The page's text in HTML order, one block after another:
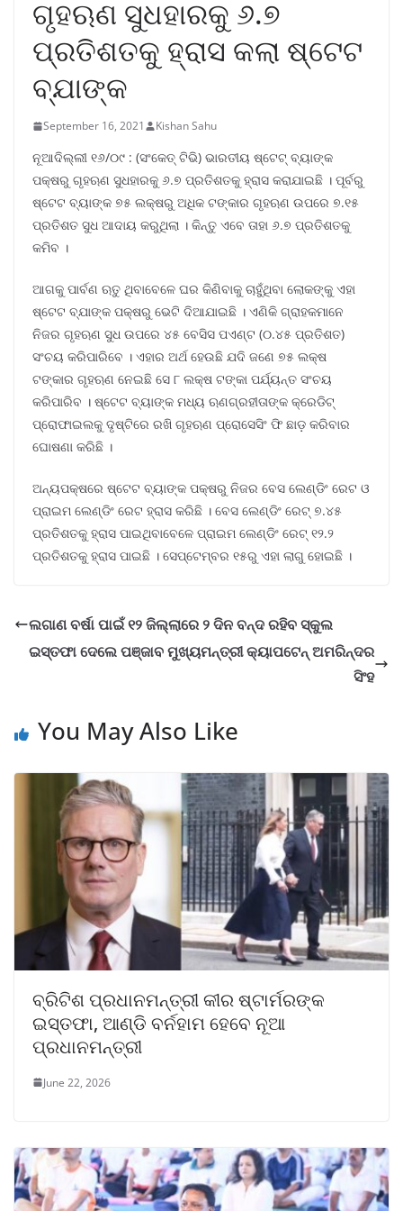
ଗୃହଋଣ ସୁଧହାରକୁ ୬.୭
ପ୍ରତିଶତକୁ ହ୍ରାସ କଲା ଷ୍ଟେଟ
ବ୍ଯାଙ୍କ
September 16, 2021 Kishan Sahu
ନୂଆଦିଲ୍ଲୀ ୧୬/୦୯ : (ସଂକେତ୍ ଟିଭି) ଭାରତୀୟ ଷ୍ଟେଟ୍ ବ୍ୟାଙ୍କ
ପକ୍ଷରୁ ଗୃହଋଣ ସୁଧହାରକୁ ୬.୭ ପ୍ରତିଶତକୁ ହ୍ରାସ କରାଯାଇଛି । ପୂର୍ବରୁ
ଷ୍ଟେଟ ବ୍ୟାଙ୍କ ୭୫ ଲକ୍ଷରୁ ଅଧିକ ଟଙ୍କାର ଗୃହଋଣ ଉପରେ ୭.୧୫
ପ୍ରତିଶତ ସୁଧ ଆଦାୟ କରୁଥିଲା । କିନ୍ତୁ ଏବେ ତାହା ୬.୭ ପ୍ରତିଶତକୁ
କମିବ ।
ଆଗକୁ ପାର୍ବଣ ଋତୁ ଥିବାବେଳେ ଘର କିଣିବାକୁ ଚାହୁଁଥିବା ଲୋକଙ୍କୁ ଏହା
ଷ୍ଟେଟ ବ୍ଯାଙ୍କ ପକ୍ଷରୁ ଭେଟି ଦିଆଯାଇଛି । ଏଣିକି ଗ୍ରାହକମାନେ
ନିଜର ଗୃହଋଣ ସୁଧ ଉପରେ ୪୫ ବେସିସ ପଏଣ୍ଟ (୦.୪୫ ପ୍ରତିଶତ)
ସଂଚୟ କରିପାରିବେ । ଏହାର ଅର୍ଥ ହେଉଛି ଯଦି ଜଣେ ୭୫ ଲକ୍ଷ
ଟଙ୍କାର ଗୃହଋଣ ନେଇଛି ସେ ୮ ଲକ୍ଷ ଟଙ୍କା ପର୍ଯ୍ୟନ୍ତ ସଂଚୟ
କରିପାରିବ । ଷ୍ଟେଟ ବ୍ୟାଙ୍କ ମଧ୍ୟ ଋଣଗ୍ରହୀତାଙ୍କ କ୍ରେଡିଟ୍
ପ୍ରୋଫାଇଲକୁ ଦୃଷ୍ଟିରେ ରଖି ଗୃହଋଣ ପ୍ରୋସେସିଂ ଫି ଛାଡ଼ କରିବାର
ଘୋଷଣା କରିଛି ।
ଅନ୍ୟପକ୍ଷରେ ଷ୍ଟେଟ ବ୍ୟାଙ୍କ ପକ୍ଷରୁ ନିଜର ବେସ ଲେଣ୍ଡିଂ ରେଟ ଓ
ପ୍ରାଇମ ଲେଣ୍ଡିଂ ରେଟ ହ୍ରାସ କରିଛି । ବେସ ଲେଣ୍ଡିଂ ରେଟ୍ ୭.୪୫
ପ୍ରତିଶତକୁ ହ୍ରାସ ପାଇଥିବାବେଳେ ପ୍ରାଇମ ଲେଣ୍ଡିଂ ରେଟ୍ ୧୨.୨
ପ୍ରତିଶତକୁ ହ୍ରାସ ପାଇଛି । ସେପ୍ଟେମ୍ବର ୧୫ରୁ ଏହା ଲାଗୁ ହୋଇଛି ।
ଲଗାଣ ବର୍ଷା ପାଇଁ ୧୨ ଜିଲ୍ଲାରେ ୨ ଦିନ ବନ୍ଦ ରହିବ ସ୍କୁଲ
ଇସ୍ତଫା ଦେଲେ ପଞ୍ଜାବ ମୁଖ୍ୟମନ୍ତ୍ରୀ କ୍ୟାପଟେନ୍‌ ଅମରିନ୍ଦର
ସିଂହ
You May Also Like
ବ୍ରିଟିଶ ପ୍ରଧାନମନ୍ତ୍ରୀ କୀର ଷ୍ଟାର୍ମରଙ୍କ
ଇସ୍ତଫା, ଆଣ୍ଡି ବର୍ନହାମ ହେବେ ନୂଆ
ପ୍ରଧାନମନ୍ତ୍ରୀ
June 22, 2026